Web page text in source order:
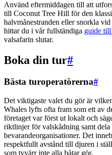
Använd eftermiddagen till att
till Coconut Tree Hill för den
halvmånestranden eller snorkla
hittar du i vår fullständiga guide till
valsafarin slutar.
Boka din tur#
Bästa turoperatörerna#
Det viktigaste valet du gör är
Whales lyfts ofta fram som ett av
företaget var först ut lokalt och
riktlinjer för valskådning samt dela
bevarandeorganisationer. Det
respektfullt avstånd till djuren i
som tyvärr inte alla båtar gör.